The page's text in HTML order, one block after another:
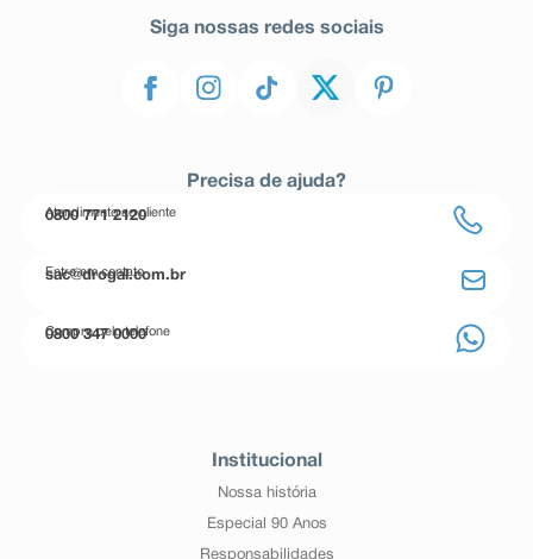
Siga nossas redes sociais
Precisa de ajuda?
Atendimento ao cliente
0800 771 2120
Entre em contato
sac@drogal.com.br
Compre pelo telefone
0800 347 0000
Institucional
Nossa história
Especial 90 Anos
Responsabilidades